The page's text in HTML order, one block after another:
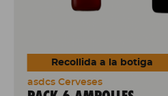
Recollida a la botiga
asdcs Cerveses